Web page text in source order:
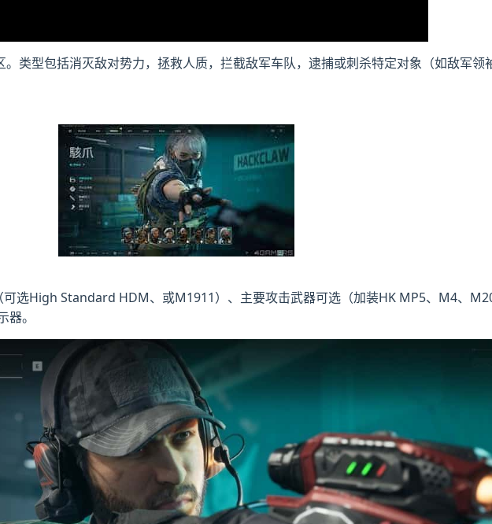
类型包括消灭敌对势力，拯救人质，拦截敌军车队，逮捕或刺杀特定对象（如敌军领
选High Standard HDM、或M1911）、主要攻击武器可选（加装HK MP5、M4、
。